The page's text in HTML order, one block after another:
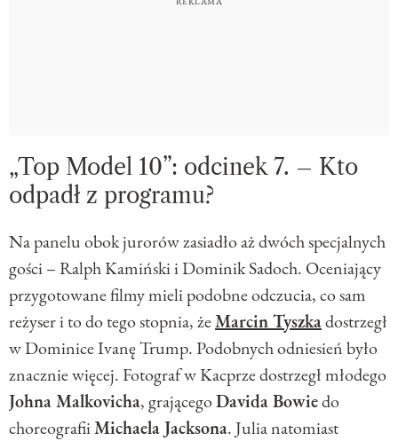
„Top Model 10”: odcinek 7. – Kto
odpadł z programu?
Na panelu obok jurorów zasiadło aż dwóch specjalnych
gości – Ralph Kamiński i Dominik Sadoch. Oceniający
przygotowane filmy mieli podobne odczucia, co sam
reżyser i to do tego stopnia, żeMarcin Tyszkadostrzegł
w Dominice Ivanę Trump. Podobnych odniesień było
znacznie więcej. Fotograf w Kacprze dostrzegł młodego
Johna Malkovicha, grającegoDavida Bowiedo
choreografiiMichaela Jacksona. Julia natomiast